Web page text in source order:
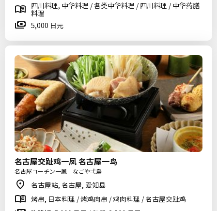
四川料理, 中华料理 / 各类中华料理 / 四川料理 / 中华药膳
料理
5,000 日元
名古屋交趾鸡一凤 名古屋一鸟
名古屋コーチン一鳳 なごや弌鳥
名古屋站, 名古屋, 爱知县
烤串, 日本料理 / 烤鸡肉串 / 鸡肉料理 / 名古屋交趾鸡